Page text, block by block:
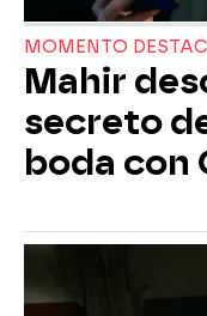
MOMENTO
Mahir
secreto
boda con